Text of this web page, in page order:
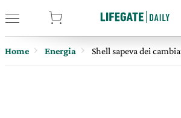
Home Energia Shell sapeva dei